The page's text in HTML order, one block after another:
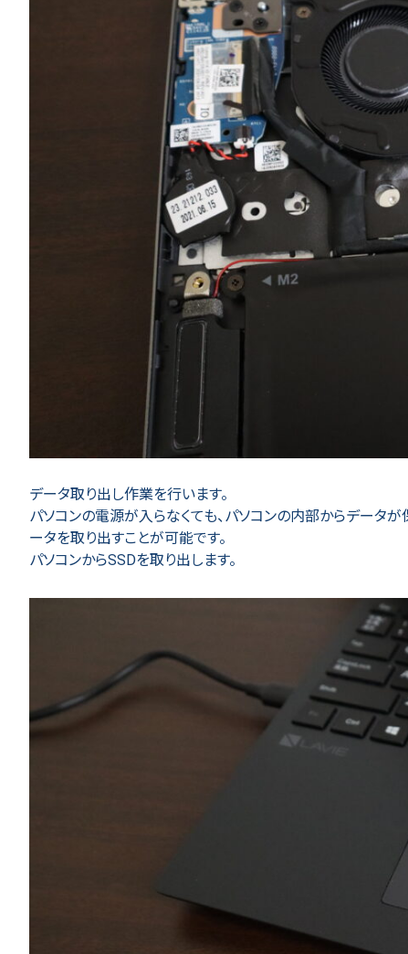
データ取り出し作業を行います。
パソコンの電源が入らなくても、パソコンの内部からデータ
ータを取り出すことが可能です。
パソコンからSSDを取り出します。